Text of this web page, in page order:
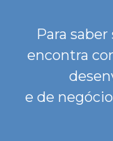
Para
encontra
e de